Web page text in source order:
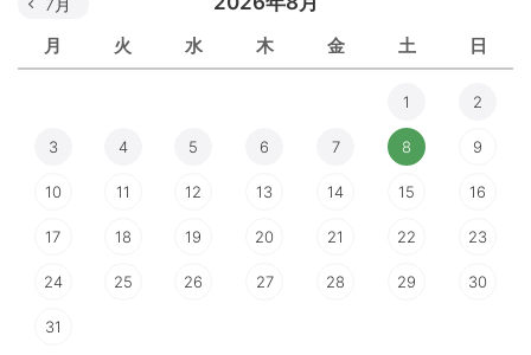
月 火 水 木 金 土 日
7月
1 2
3 4 5 6 7 8 9
10 11 12 13 14 15 16
17 18 19 20 21 22 23
24 25 26 27 28 29 30
31